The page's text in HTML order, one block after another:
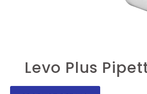
Levo Plus